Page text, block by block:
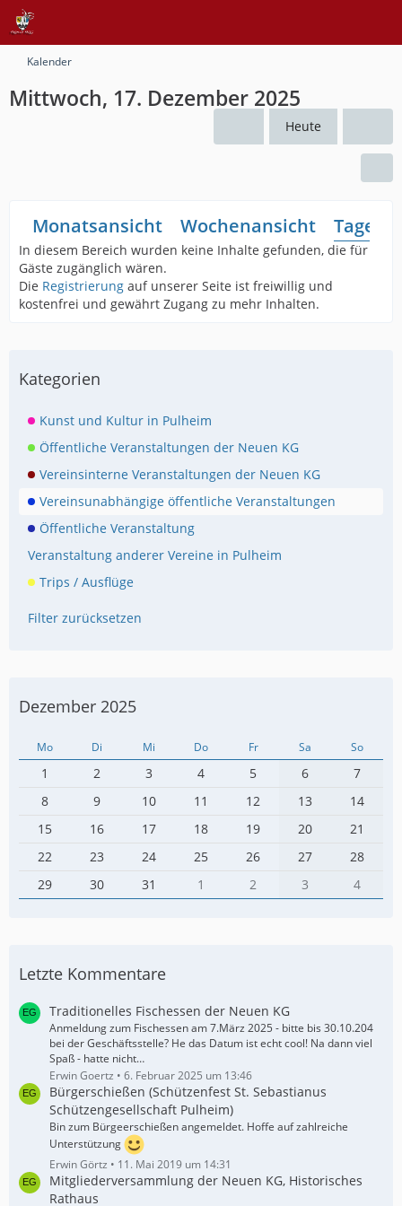
Kalender
Mittwoch, 17. Dezember 2025
Heute
Monatsansicht Wochenansicht
In diesem Bereich wurden keine Inhalte gefunden, die für
Gäste zugänglich wären.
Die Registrierung auf unserer Seite ist freiwillig und
kostenfrei und gewährt Zugang zu mehr Inhalten.
Kategorien
Kunst und Kultur in Pulheim
Öffentliche Veranstaltungen der Neuen KG
Vereinsinterne Veranstaltungen der Neuen KG
Vereinsunabhängige öffentliche Veranstaltungen
Öffentliche Veranstaltung
Veranstaltung anderer Vereine in Pulheim
Trips / Ausflüge
Filter zurücksetzen
Dezember 2025
Mo Di Mi Do Fr Sa So
1 2 3 4 5 6
7
8
9 10 11 12 13
14
15
16 17 18 19 20
21
22
23 24 25 26 27
28
29
30 31 1 2 3 4
Letzte Kommentare
Traditionelles Fischessen der Neuen KG
Anmeldung zum Fischessen am 7.März 2025 - bitte bis 30.10.204
bei der Geschäftsstelle? He das Datum ist echt cool! Na dann viel
Spaß - hatte nicht…
Erwin Goertz
6. Februar 2025 um 13:46
Bürgerschießen (Schützenfest St. Sebastianus
Schützengesellschaft Pulheim)
Bin zum Bürgeerschießen angemeldet. Hoffe auf zahlreiche
Unterstützung
Erwin Görtz
11. Mai 2019 um 14:31
Mitgliederversammlung der Neuen KG, Historisches
Rathaus